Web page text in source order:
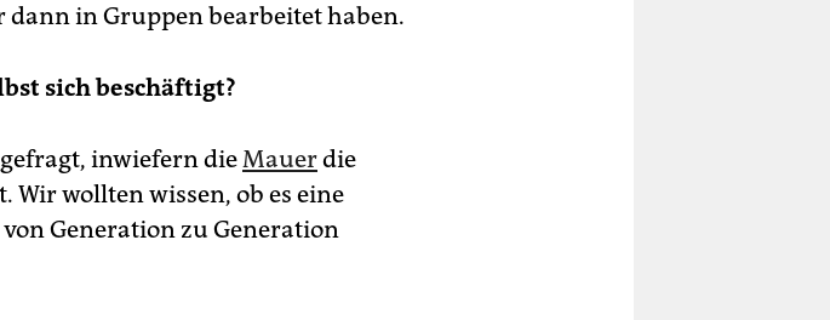
in Gruppen bearbeitet haben.
sich beschäftigt?
inwiefern dieMauerdie
Wir wollten wissen, ob es eine
Generation zu Generation